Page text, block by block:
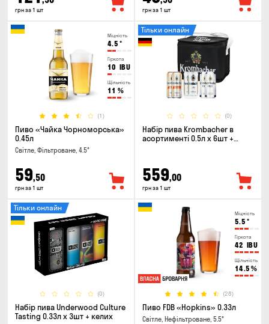
грн за 1 шт грн за 1 шт
Міцність
4.5 °
Гіркота
10 IBU
Щільність
11 %
(1)
Пиво «Чайка Чорноморська»
0.45л
Світле, Фільтроване, 4.5°
59,50
грн за 1 шт
(0)
Тільки онлайн
Набір пива Krombacher в
асортименті 0.5л х 6шт +
559,00
грн за 1 шт
(0)
Тільки онлайн
Набір пива Underwood Culture
Tasting 0.33л x 3шт + келих
Міцність
5.5 °
Гіркота
42 IBU
Щільність
14.5 %
(28)
Пиво FDB «Hopkins» 0.33л
Світле, Нефільтроване, 5.5°